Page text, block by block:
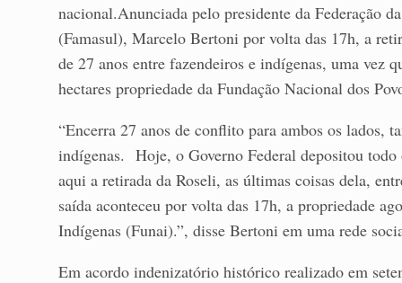
nacional.Anunciada pelo presidente da Federação
(Famasul), Marcelo Bertoni por volta das 17h, a
de 27 anos entre fazendeiros e indígenas, uma vez
hectares propriedade da Fundação Nacional dos
“Encerra 27 anos de conflito para ambos os lados,
indígenas. Hoje, o Governo Federal depositou
aqui a retirada da Roseli, as últimas coisas dela,
saída aconteceu por volta das 17h, a propriedade
Indígenas (Funai).”, disse Bertoni em uma rede
Em acordo indenizatório histórico realizado em